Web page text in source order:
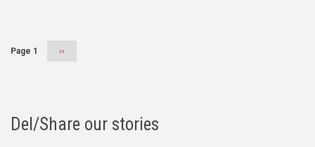
Page 1
Next
››
Del/Share our stories